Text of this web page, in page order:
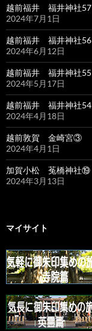
越前福井 福井神社57
2024年7月1日
越前福井 福井神社56
2024年6月12日
越前福井 福井神社55
2024年5月17日
越前福井 福井神社54
2024年4月18日
越前敦賀 金崎宮③
2024年4月1日
加賀小松 菟橋神社⑲
2024年3月13日
マイサイト